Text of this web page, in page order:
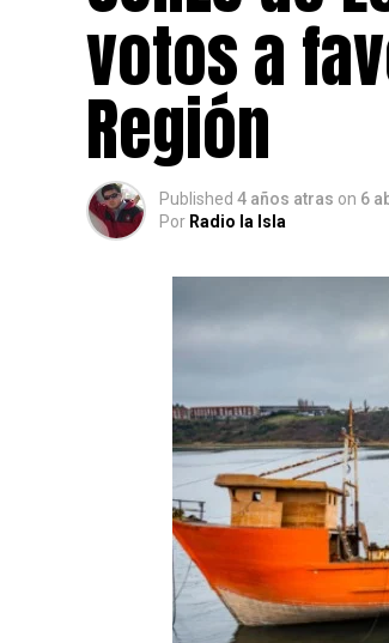
votos a
Región
Published 4 años atras on 6
Por Radio la Isla